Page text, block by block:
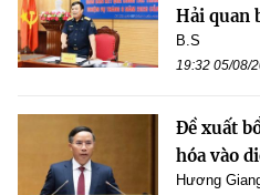
Hải quan
B.S
19:32 05/08/
Đề xuất
hóa vào
Hương